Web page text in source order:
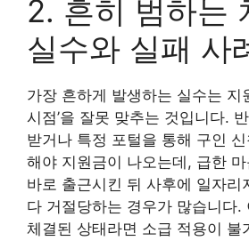
2. 흔히 범하는
실수와 실패 사
가장 흔하게 발생하는 실수는 지
시점’을 잘못 맞추는 것입니다.
받거나 특정 포털을 통해 구인
해야 지원금이 나오는데, 급한
바로 출근시킨 뒤 사후에 일자리
다 거절당하는 경우가 많습니다.
체결된 상태라면 소급 적용이 불